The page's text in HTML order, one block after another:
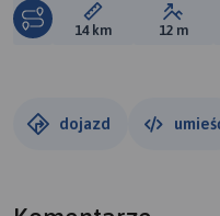
Długość trasy:
14 km Suma
12 m
dojazd